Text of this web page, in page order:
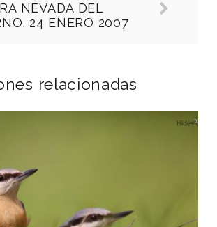
NEVADA DEL
24 ENERO 2007
relacionadas